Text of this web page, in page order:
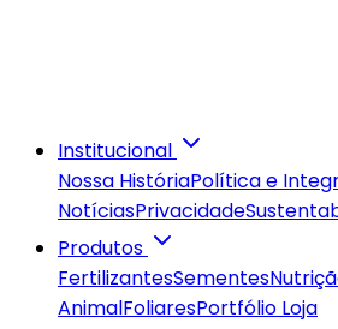
Institucional
Nossa HistóriaPolítica e
NotíciasPrivacidade
Produtos
FertilizantesSementes
AnimalFoliaresPortfólio Loja